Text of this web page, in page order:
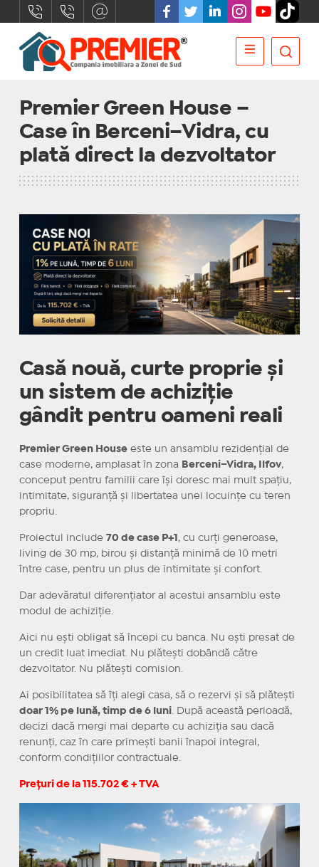
Premier Green House –
Case în Berceni–Vidra, cu
plată direct la dezvoltator
Casă nouă, curte proprie și
un sistem de achiziție
gândit pentru oameni reali
Premier Green Houseeste un ansamblu rezidențial de
case moderne, amplasat în zona
Berceni–Vidra, Ilfov,
conceput pentru familii care își doresc mai mult spațiu,
intimitate, siguranță și libertatea unei locuințe cu teren
propriu.
Proiectul include 70 de case P+1 , cu curți generoase,
living de 30 mp, birou și distanță minimă de 10 metri
între case, pentru un plus de intimitate și confort.
Dar adevăratul diferențiator al acestui ansamblu este
modul de achiziție.
Aici nu ești obligat să începi cu banca. Nu ești presat de
un credit luat imediat. Nu plătești dobândă către
dezvoltator. Nu plătești comision.
Ai posibilitatea să îți alegi casa, să o rezervi și să plătești
doar 1% pe lună, timp de 6 luni. După această perioadă,
decizi dacă mergi mai departe cu achiziția sau dacă
renunți, caz în care primești banii înapoi integral,
conform condițiilor contractuale.
Prețuri de la 115.702 € + TVA